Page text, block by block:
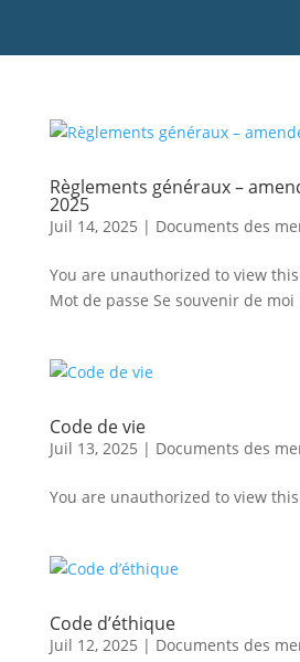
Règlements généraux –
2025
Juil 14, 2025 | Documents des
You are unauthorized to view
Mot de passe Se souvenir de
Code de vie
Juil 13, 2025 | Documents des
You are unauthorized to view
Code d’éthique
Juil 12, 2025 | Documents des